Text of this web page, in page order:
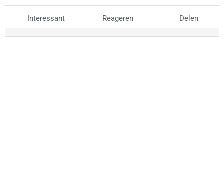
Interessant Reageren Delen